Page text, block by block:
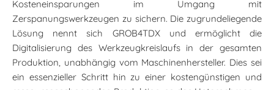
Kosteneinsparungen im Umgang mit
Zerspanungswerkzeugen zu sichern. Die zugrundeliegende
Lösung nennt sich GROB4TDX und ermöglicht die
Digitalisierung des Werkzeugkreislaufs in der gesamten
Produktion, unabhängig vom Maschinenhersteller. Dies sei
ein essenzieller Schritt hin zu einer kostengünstigen und